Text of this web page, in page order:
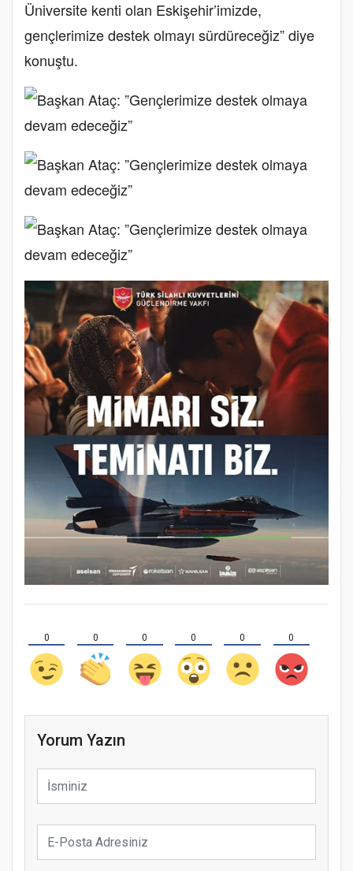
Üniversite kenti olan Eskişehir’imizde,
gençlerimize destek olmayı sürdüreceğiz” diye
konuştu.
0 0 0 0 0 0
Yorum Yazın